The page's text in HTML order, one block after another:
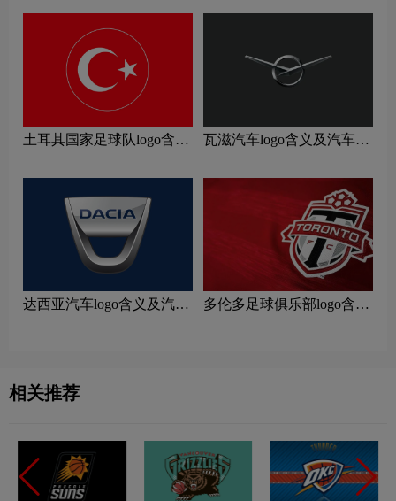
土耳其国家足球队logo含义
瓦滋汽车logo含义及汽车品
达西亚汽车logo含义及汽车
多伦多足球俱乐部logo含义
相关推荐